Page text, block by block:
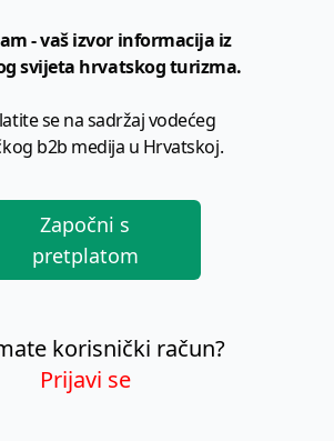
- vaš izvor informacija iz
svijeta hrvatskog turizma.
se na sadržaj vodećeg
b2b medija u Hrvatskoj.
Započni s
pretplatom
korisnički račun?
Prijavi se